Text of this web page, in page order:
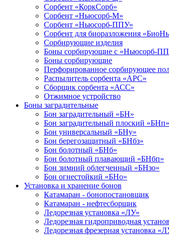
Сорбент «КоркСорб»
Сорбент «Ньюсорб-М»
Сорбент «Ньюсорб-ППУ»
Сорбент для биоразложения
Сорбирующие изделия
Боны сорбирующие с «Ньюсорб-
Боны сорбирующие
Перфорированное сорбирующее
Распылитель сорбента «АРС»
Сборщик сорбента «АСС»
Отжимное устройство
Боны заградительные
Бон заградительный «БН»
Бон заградительный плоский «БНп»
Бон универсальный «БНу»
Бон берегозащитный «БНбз»
Бон болотный «БНб»
Бон болотный плавающий «БНбп»
Бон зимний облегченный «БНзо»
Бон огнестойкий «БНо»
Установка и хранение бонов
Катамаран - бонопостановщик
Катамаран - нефтесборщик
Ледорезная установка «ЛУ»
Ледорезная гидроприводная
Ледорезная фрезерная установка